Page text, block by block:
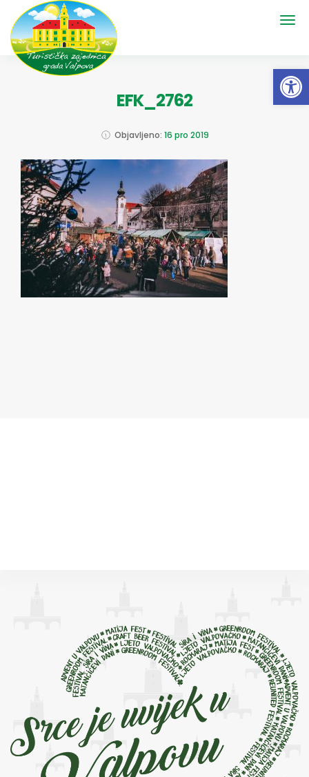
EFK_2762
Objavljeno: 16 pro 2019